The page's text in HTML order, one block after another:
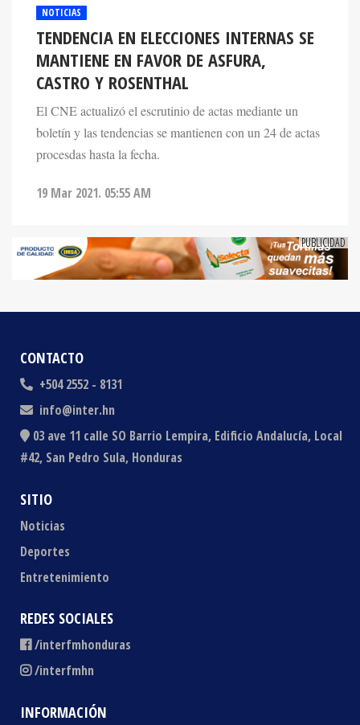
TENDENCIA EN ELECCIONES INTERNAS SE
MANTIENE EN FAVOR DE ASFURA,
CASTRO Y ROSENTHAL
El CNE actualizó el escrutinio de actas mediante un
boletín y las tendencias se mantienen con un 24 de actas
procesdas hasta la fecha.
CONTACTO
+504 2552 - 8131
info@inter.hn
03 ave 11 calle SO Barrio Lempira, Edificio Andalucía, Local
#42, San Pedro Sula, Honduras
SITIO
Noticias
Deportes
Entretenimiento
REDES SOCIALES
/interfmhonduras
/interfmhn
INFORMACIÓN